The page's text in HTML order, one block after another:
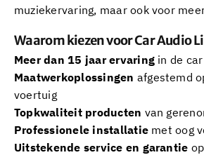
muziekervaring, maar ook voor
Waarom kiezen voor Car Audio
Meer dan 15 jaar ervaring in de
Maatwerkoplossingen afgestemd
voertuig
Topkwaliteit producten van
Professionele installatie met oog
Uitstekende service en garantie